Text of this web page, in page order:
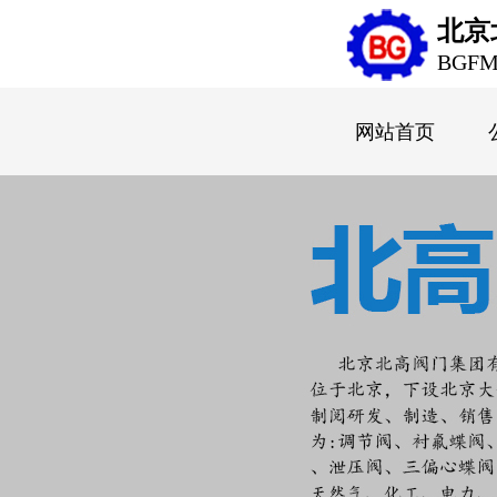
网站首页
北京